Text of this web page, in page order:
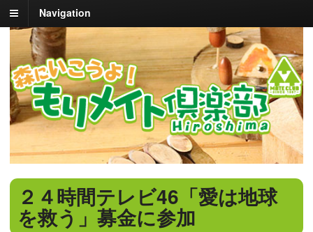
Navigation
２４時間テレビ46「愛は地球
を救う」募金に参加